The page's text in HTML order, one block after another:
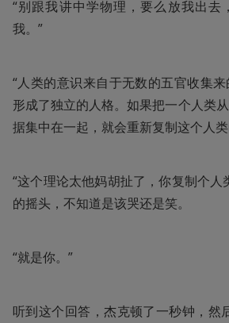
“别跟我讲中学物理，要么放我出去
我。”
“人类的意识来自于无数的五官收集来
形成了独立的人格。如果把一个人类
据集中在一起，就会重新复制这个人
“这个理论太他妈胡扯了，你复制个人
的摇头，不知道是该哭还是笑。
“就是你。”
听到这个回答，杰克顿了一秒钟，然